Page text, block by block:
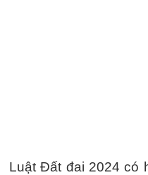
Luật Đất đai 2024 có